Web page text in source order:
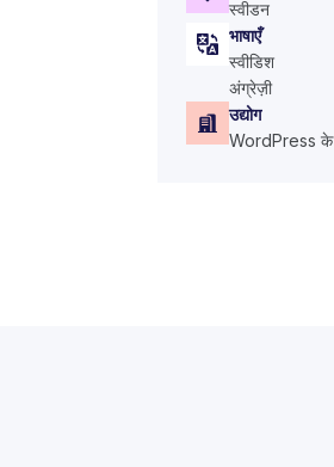
स्वीडन
भाषाएँ
स्वीडिश
अंग्रेज़ी
उद्योग
WordPress के